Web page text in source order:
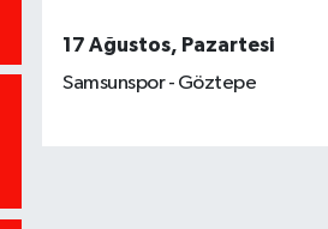
17 Ağustos, Pazartesi
Samsunspor - Göztepe